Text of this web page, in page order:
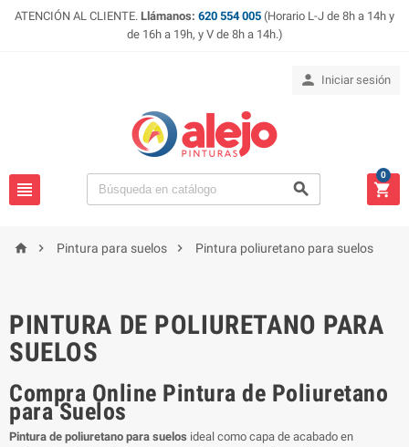
ATENCIÓN AL CLIENTE. Llámanos: 620 554 005 (Horario L-J de 8h a 14h y
de 16h a 19h, y V de 8h a 14h.)
 Iniciar sesión
  
0
  Pintura para suelos  Pintura poliuretano para suelos
PINTURA DE POLIURETANO PARA
SUELOS
Compra Online Pintura de Poliuretano
para Suelos
Pintura de poliuretano para suelos ideal como capa de acabado en